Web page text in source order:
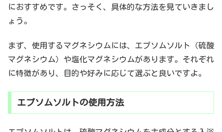
におすすめです。さっそく、具体的な方法を見ていきまし
ょう。
まず、使用するマグネシウムには、エプソムソルト（硫酸
マグネシウム）や塩化マグネシウムがあります。それぞれ
に特徴があり、目的や好みに応じて選ぶと良いですよ。
エプソムソルトの使用方法